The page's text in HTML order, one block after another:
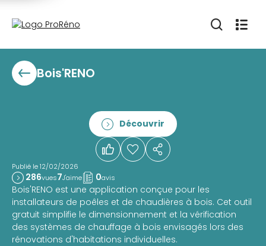
Bois'RENO
Découvrir
Publié le 12/02/2026
286vues7J'aime 0avis
Bois'RENO est une application conçue pour les
installateurs de poêles et de chaudières à bois. Cet outil
gratuit simplifie le dimensionnement et la vérification
des systèmes de chauffage à bois envisagés lors des
rénovations d'habitations individuelles.